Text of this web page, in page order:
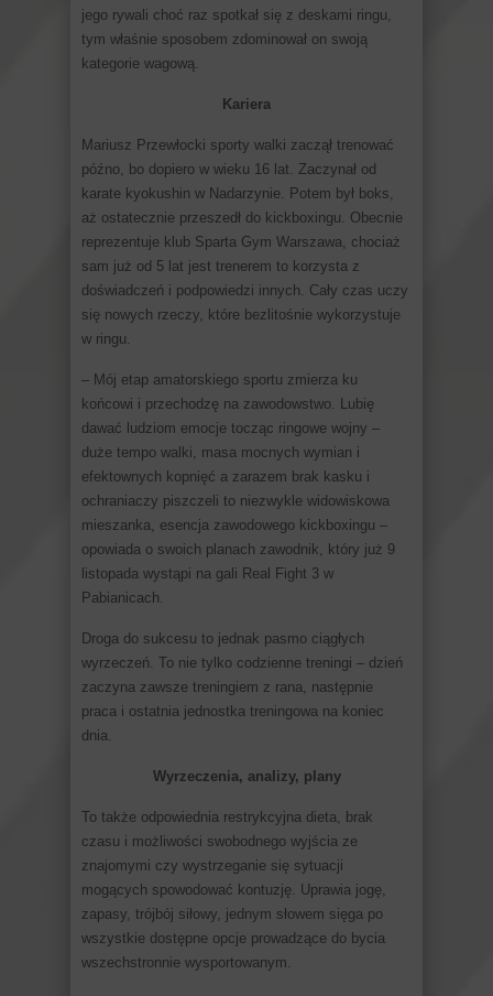
jego rywali choć raz spotkał się z deskami ringu,
tym właśnie sposobem zdominował on swoją
kategorie wagową.
Kariera
Mariusz Przewłocki sporty walki zaczął trenować
późno, bo dopiero w wieku 16 lat. Zaczynał od
karate kyokushin w Nadarzynie. Potem był boks,
aż ostatecznie przeszedł do kickboxingu. Obecnie
reprezentuje klub Sparta Gym Warszawa, chociaż
sam już od 5 lat jest trenerem to korzysta z
doświadczeń i podpowiedzi innych. Cały czas uczy
się nowych rzeczy, które bezlitośnie wykorzystuje
w ringu.
– Mój etap amatorskiego sportu zmierza ku
końcowi i przechodzę na zawodowstwo. Lubię
dawać ludziom emocje tocząc ringowe wojny –
duże tempo walki, masa mocnych wymian i
efektownych kopnięć a zarazem brak kasku i
ochraniaczy piszczeli to niezwykle widowiskowa
mieszanka, esencja zawodowego kickboxingu –
opowiada o swoich planach zawodnik, który już 9
listopada wystąpi na gali Real Fight 3 w
Pabianicach.
Droga do sukcesu to jednak pasmo ciągłych
wyrzeczeń. To nie tylko codzienne treningi – dzień
zaczyna zawsze treningiem z rana, następnie
praca i ostatnia jednostka treningowa na koniec
dnia.
Wyrzeczenia, analizy, plany
To także odpowiednia restrykcyjna dieta, brak
czasu i możliwości swobodnego wyjścia ze
znajomymi czy wystrzeganie się sytuacji
mogących spowodować kontuzję. Uprawia jogę,
zapasy, trójbój siłowy, jednym słowem sięga po
wszystkie dostępne opcje prowadzące do bycia
wszechstronnie wysportowanym.